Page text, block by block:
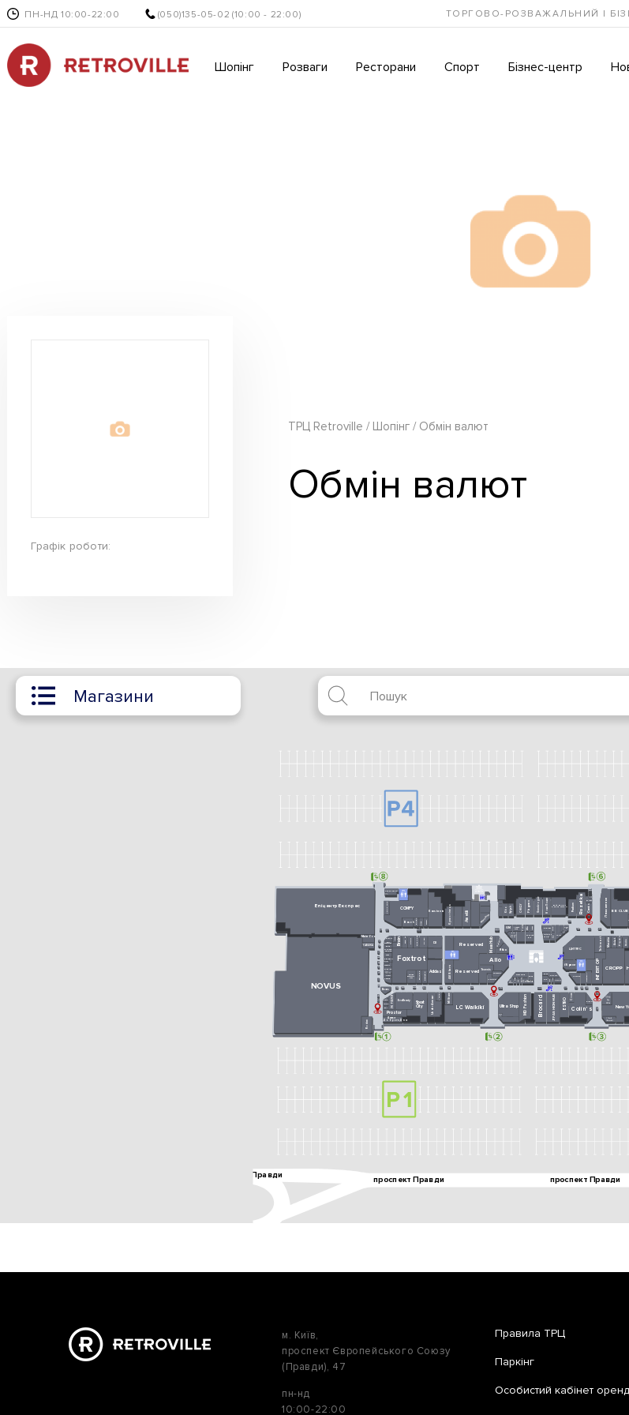
ПН-НД 10:00-22:00 (050)135-05-02 (10:00 - 22:00) ТОРГОВО-РОЗВАЖАЛЬНИЙ І
Шопінг Розваги Ресторани Спорт Бізнес-центр
Графік роботи:
ТРЦ Retroville Шопінг Обмін валют
Обмін валют
м. Київ,
проспект Європейського Союзу
(Правди), 47
пн-нд
10:00-22:00
Правила ТРЦ
Паркінг
Особистий кабінет